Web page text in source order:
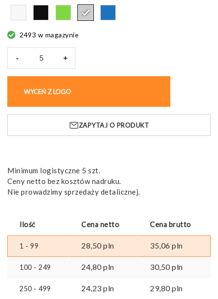
2493 w magazynie
-
sznurkami
Duodraw,
z
+
WYCEŃ Z LOGO
ZAPYTAJ O PRODUKT
Minimum logistyczne 5 szt.
Ceny netto bez kosztów nadruku.
Nie prowadzimy sprzedaży detalicznej.
Ilość Cena netto Cena brutto
1 - 99 28,50pln 35,06 pln
100 - 249 24,80pln 30,50pln
250 - 499 24,23 pln 29,80pln